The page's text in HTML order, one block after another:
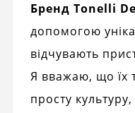
Бренд Tonelli
допомогою
відчувають
Я вважаю, що їх
просту